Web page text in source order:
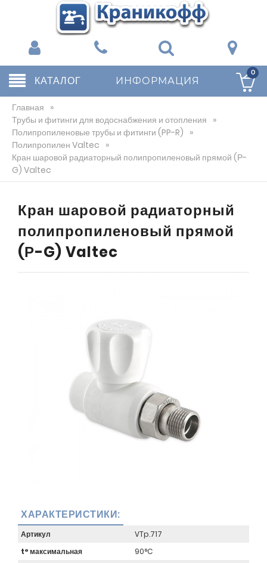
КАТАЛОГ ИНФОРМАЦИЯ
0
Главная »
Трубы и фитинги для водоснабжения и отопления »
Полипропиленовые трубы и фитинги (PP-R) »
Полипропилен Valtec »
Кран шаровой радиаторный полипропиленовый прямой (Р-
G) Valtec
Кран шаровой радиаторный
полипропиленовый прямой
(Р-G) Valtec
ХАРАКТЕРИСТИКИ:
Артикул
VTp.717
t° максимальная
90°C